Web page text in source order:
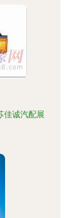
佳诚汽配展